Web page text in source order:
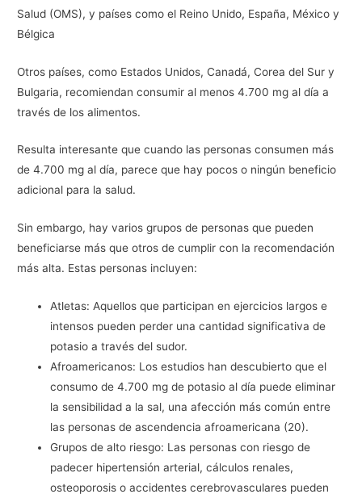
Salud (OMS), y países como el Reino Unido, España, México y
Bélgica
Otros países, como Estados Unidos, Canadá, Corea del Sur y
Bulgaria, recomiendan consumir al menos 4.700 mg al día a
través de los alimentos.
Resulta interesante que cuando las personas consumen más
de 4.700 mg al día, parece que hay pocos o ningún beneficio
adicional para la salud.
Sin embargo, hay varios grupos de personas que pueden
beneficiarse más que otros de cumplir con la recomendación
más alta. Estas personas incluyen:
Atletas: Aquellos que participan en ejercicios largos e
intensos pueden perder una cantidad significativa de
potasio a través del sudor.
Afroamericanos: Los estudios han descubierto que el
consumo de 4.700 mg de potasio al día puede eliminar
la sensibilidad a la sal, una afección más común entre
las personas de ascendencia afroamericana (20).
Grupos de alto riesgo: Las personas con riesgo de
padecer hipertensión arterial, cálculos renales,
osteoporosis o accidentes cerebrovasculares pueden